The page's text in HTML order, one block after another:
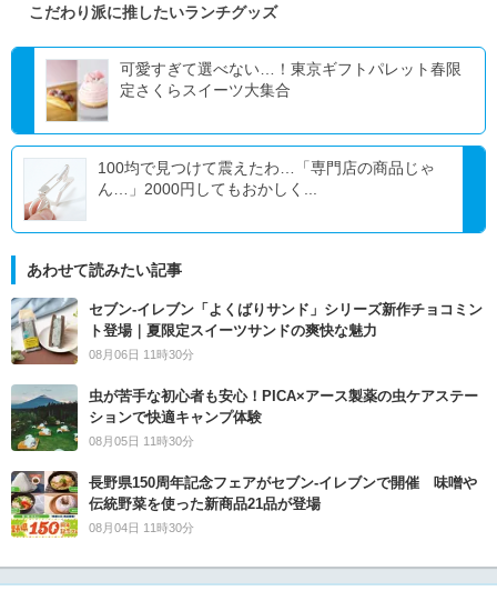
こだわり派に推したいランチグッズ
可愛すぎて選べない…！東京ギフトパレット春限
定さくらスイーツ大集合
100均で見つけて震えたわ…「専門店の商品じゃ
ん…」2000円してもおかしく...
あわせて読みたい記事
セブン‐イレブン「よくばりサンド」シリーズ新作チョコミン
ト登場｜夏限定スイーツサンドの爽快な魅力
08月06日 11時30分
虫が苦手な初心者も安心！PICA×アース製薬の虫ケアステー
ションで快適キャンプ体験
08月05日 11時30分
長野県150周年記念フェアがセブン-イレブンで開催 味噌や
伝統野菜を使った新商品21品が登場
08月04日 11時30分